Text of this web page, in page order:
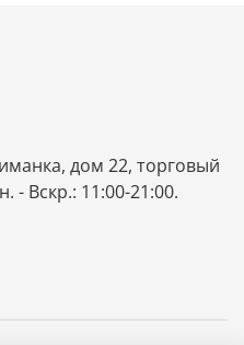
дом 22, торговый
- Вскр.: 11:00-21:00.